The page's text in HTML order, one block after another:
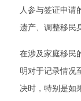
人参与签证申请
遗产、调整移民
在涉及家庭移民
明对于记录情况
决时，特别是如